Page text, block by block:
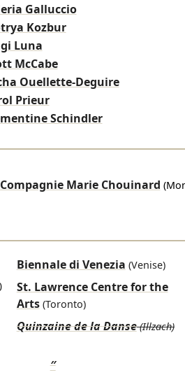
Galluccio
Kozbur
Luna
McCabe
Ouellette-Deguire
Prieur
Schindler
Compagnie Marie Chouinard
Biennale di Venezia (Venise)
St. Lawrence Centre for the
Arts(Toronto)
Quinzaine de la Danse(Illzach)
″